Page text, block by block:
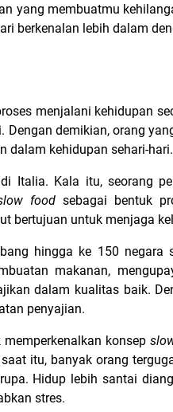
yang membuatmu
berkenalan lebih dalam
menjalani kehidupan
Dengan demikian, orang
dalam kehidupan sehari-hari.
Italia. Kala itu, seorang
food sebagai bentuk
bertujuan untuk menjaga
hingga ke 150
makanan,
dalam kualitas baik.
penyajian.
konsep
itu, banyak orang
Hidup lebih santai
stres.